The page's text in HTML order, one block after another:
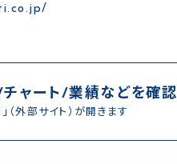
ャート/業績などを確認
外部サイト）が開きます